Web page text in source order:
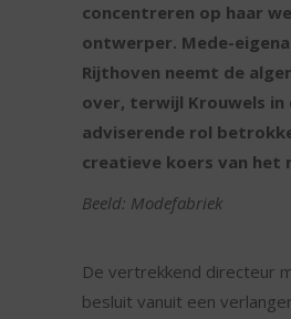
concentreren op haar
ontwerper. Mede-
Rijthoven neemt de
over, terwijl Krouwels in
adviserende rol
creatieve koers van het
Beeld: Modefabriek
De vertrekkend directeur
besluit vanuit een